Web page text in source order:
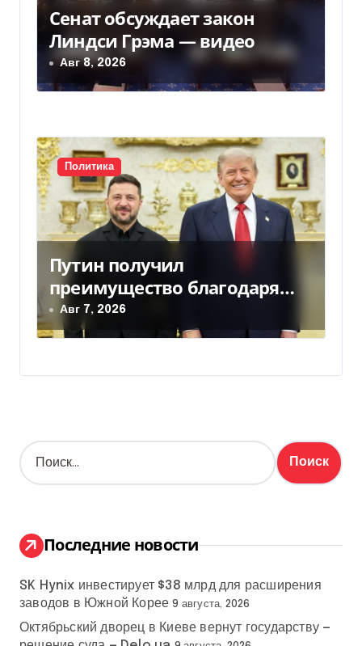
Сенат обсуждает закон
Линдси Грэма — видео
Авг 8, 2026
Политика
Путин получил
преимущество благодаря
действиям США
Авг 7, 2026
Н
а
:
Последние новости
SK Hynix инвестирует $38 млрд для расширения
заводов в Южной Корее 9 августа, 2026
Октябрьский дворец в Киеве вернут государству —